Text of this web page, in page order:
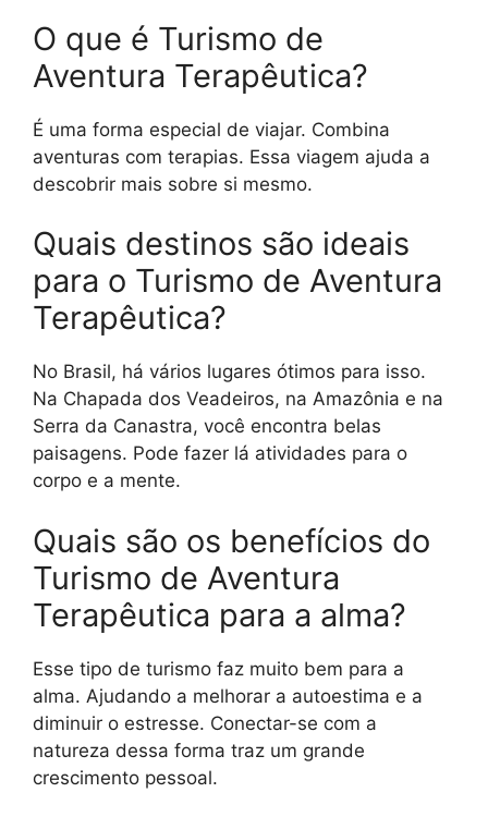
O que é Turismo de
Aventura Terapêutica?
É uma forma especial de viajar. Combina
aventuras com terapias. Essa viagem ajuda a
descobrir mais sobre si mesmo.
Quais destinos são ideais
para o Turismo de Aventura
Terapêutica?
No Brasil, há vários lugares ótimos para isso.
Na Chapada dos Veadeiros, na Amazônia e na
Serra da Canastra, você encontra belas
paisagens. Pode fazer lá atividades para o
corpo e a mente.
Quais são os benefícios do
Turismo de Aventura
Terapêutica para a alma?
Esse tipo de turismo faz muito bem para a
alma. Ajudando a melhorar a autoestima e a
diminuir o estresse. Conectar-se com a
natureza dessa forma traz um grande
crescimento pessoal.